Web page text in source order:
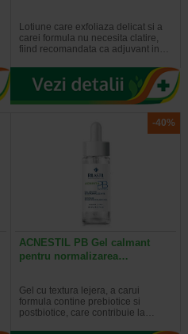
Lotiune care exfoliaza delicat si a
carei formula nu necesita clatire,
fiind recomandata ca adjuvant in…
-40%
ACNESTIL PB Gel calmant
pentru normalizarea…
Gel cu textura lejera, a carui
formula contine prebiotice si
postbiotice, care contribuie la…